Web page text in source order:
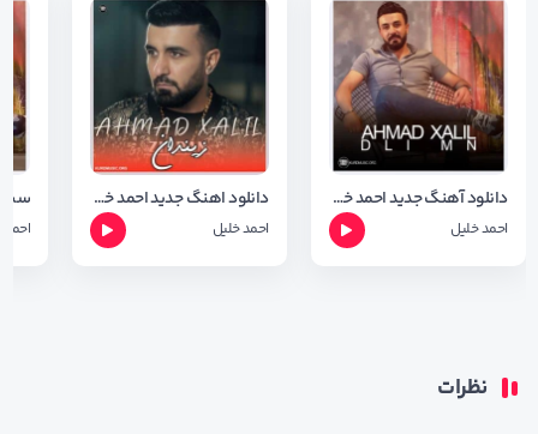
دانلود آهنگ جدید احمد خلیل به نام دلی من + متن اهنگ
احمد خلیل
دانلود اهنگ جدید احمد خلیل بنام زیندان + متن آهنگ
احمد خلیل
نظرات